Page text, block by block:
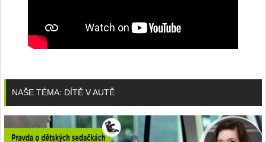
NAŠE TÉMA: DÍTĚ V AUTĚ